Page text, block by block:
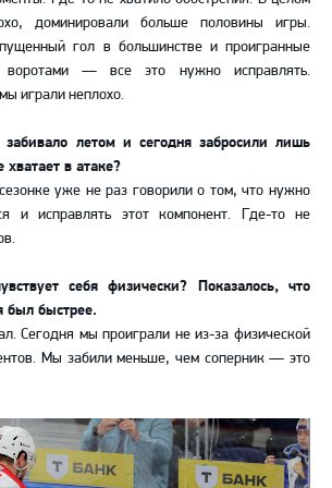
доминировали больше половины игры.
гол в большинстве и проигранные
воротами — все это нужно исправлять.
играли неплохо.
летом и сегодня забросили лишь
в атаке?
уже не раз говорили о том, что нужно
и исправлять этот компонент. Где-то не
себя физически? Показалось, что
был быстрее.
Сегодня мы проиграли не из-за физической
Мы забили меньше, чем соперник — это